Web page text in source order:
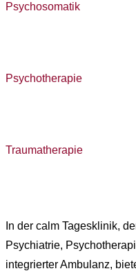
Psychosomatik
Psychotherapie
Traumatherapie
In der calm Tagesklinik,
Psychiatrie,
integrierter Ambulanz,